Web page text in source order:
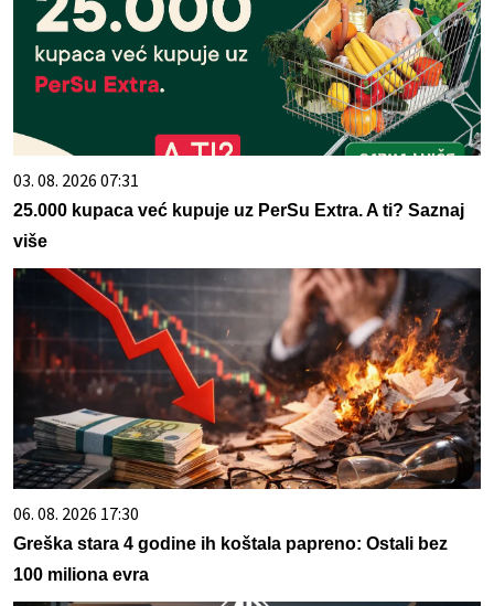
03. 08. 2026 07:31
25.000 kupaca već kupuje uz PerSu Extra. A ti? Saznaj
više
06. 08. 2026 17:30
Greška stara 4 godine ih koštala papreno: Ostali bez
100 miliona evra